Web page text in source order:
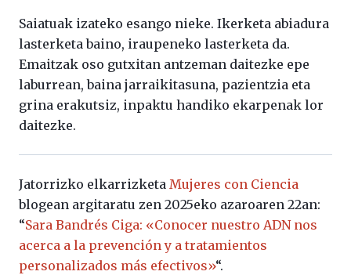
Saiatuak izateko esango nieke. Ikerketa abiadura
lasterketa baino, iraupeneko lasterketa da.
Emaitzak oso gutxitan antzeman daitezke epe
laburrean, baina jarraikitasuna, pazientzia eta
grina erakutsiz, inpaktu handiko ekarpenak lor
daitezke.
Jatorrizko elkarrizketa Mujeres con Ciencia
blogean argitaratu zen 2025eko azaroaren 22an:
“Sara Bandrés Ciga: «Conocer nuestro ADN nos
acerca a la prevención y a tratamientos
personalizados más efectivos»“.